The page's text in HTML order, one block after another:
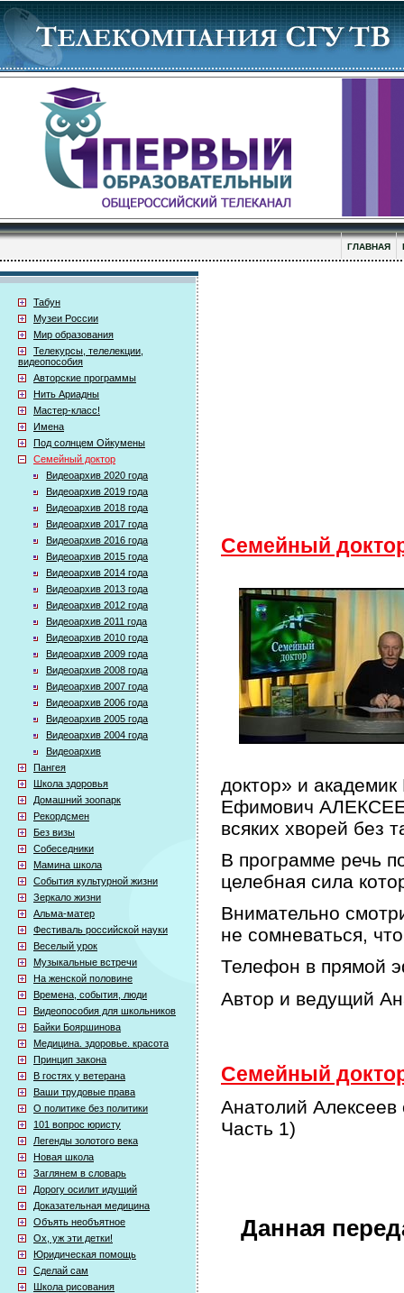
ГЛАВНАЯ
Табун
Музеи России
Мир образования
Телекурсы, телелекции,
видеопособия
Авторские программы
Нить Ариадны
Мастер-класс!
Имена
Под солнцем Ойкумены
Семейный доктор
Видеоархив 2020 года
Видеоархив 2019 года
Видеоархив 2018 года
Видеоархив 2017 года
Видеоархив 2016 года
Видеоархив 2015 года
Видеоархив 2014 года
Видеоархив 2013 года
Видеоархив 2012 года
Видеоархив 2011 года
Видеоархив 2010 года
Видеоархив 2009 года
Видеоархив 2008 года
Видеоархив 2007 года
Видеоархив 2006 года
Видеоархив 2005 года
Видеоархив 2004 года
Видеоархив
Пангея
Школа здоровья
Домашний зоопарк
Рекордсмен
Без визы
Собеседники
Мамина школа
События культурной жизни
Зеркало жизни
Альма-матер
Фестиваль российской науки
Веселый урок
Музыкальные встречи
На женской половине
Времена, события, люди
Видеопособия для школьников
Байки Бояршинова
Медицина. здоровье. красота
Принцип закона
В гостях у ветерана
Ваши трудовые права
О политике без политики
101 вопрос юристу
Легенды золотого века
Новая школа
Заглянем в словарь
Дорогу осилит идущий
Доказательная медицина
Объять необъятное
Ох, уж эти детки!
Юридическая помощь
Сделай сам
Школа рисования
Семейный
доктор» и
Ефимович
всяких хворей без
В программе речь
целебная сила
Внимательно
не сомневаться,
Телефон в прямой
Автор и ведущий
Семейный
Анатолий Алексеев
Часть 1)
Данная